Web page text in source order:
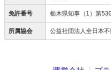
免許番号 栃木県知事（1）第
所属協会 公益社団法人全日本